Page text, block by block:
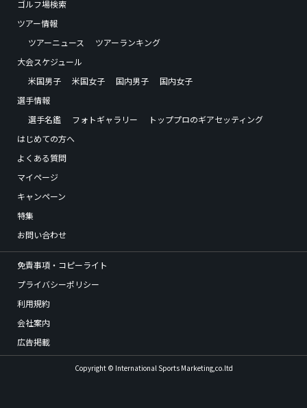
ゴルフ場検索
ツアー情報
ツアーニュース
ツアーランキング
大会スケジュール
米国男子
米国女子 国内男子
国内女子
選手情報
選手名鑑
フォトギャラリー
トッププロのギアセッティング
はじめての方へ
よくある質問
マイページ
キャンペーン
特集
お問い合わせ
免責事項・コピーライト
プライバシーポリシー
利用規約
会社案内
広告掲載
Copyright © International Sports Marketing,co.ltd